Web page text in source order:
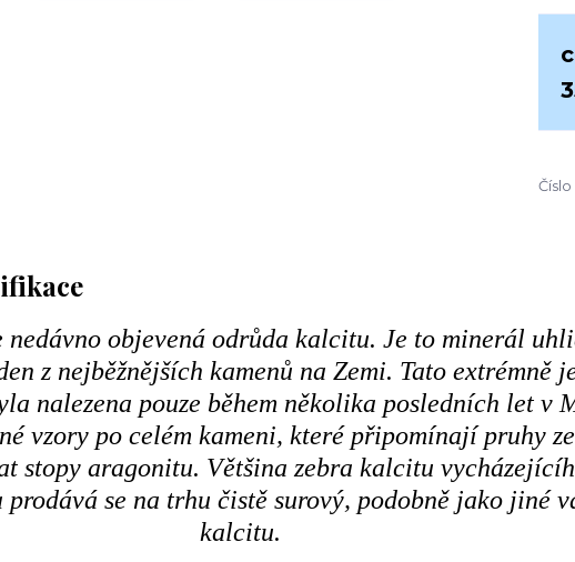
objevená odrůda kalcitu. Je to minerál
z nejběžnějších kamenů na Zemi. Tato extrémně
nalezena pouze během několika posledních let v
vzory po celém kameni, které připomínají pruhy
stopy aragonitu. Většina zebra kalcitu
prodává se na trhu čistě surový, podobně jako jiné
kalcitu.